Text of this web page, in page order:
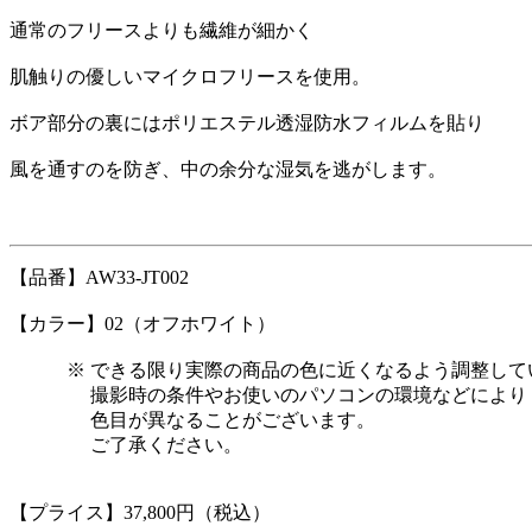
通常のフリースよりも繊維が細かく
肌触りの優しいマイクロフリースを使用。
ボア部分の裏にはポリエステル透湿防水フィルムを貼り
風を通すのを防ぎ、中の余分な湿気を逃がします。
【品番】AW33-JT002
【カラー】02（オフホワイト）
※ できる限り実際の商品の色に近くなるよう調整して
撮影時の条件やお使いのパソコンの環境などにより
色目が異なることがございます。
ご了承ください。
【プライス】37,800円（税込）